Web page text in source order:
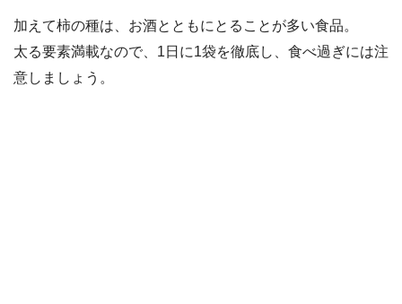
加えて柿の種は、お酒とともにとることが多い食品。
太る要素満載なので、1日に1袋を徹底し、食べ過ぎには注
意しましょう。